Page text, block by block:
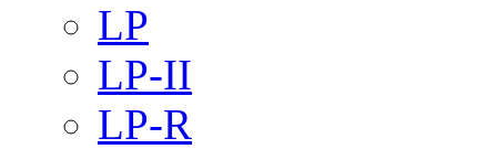
LP
LP-II
LP-R